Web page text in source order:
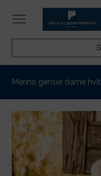
Merino genser dame hvit